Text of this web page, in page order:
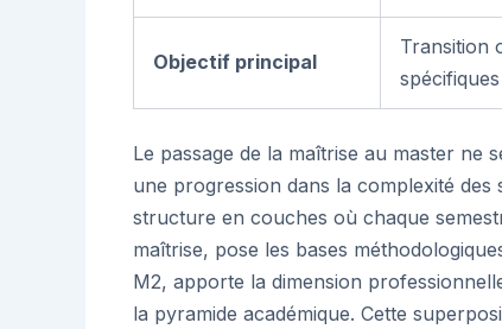
Objectif principal
Transition
spécifiques
Le passage de la maîtrise au master ne
une progression dans la complexité
structure en couches où chaque
maîtrise, pose les bases
M2, apporte la dimension
la pyramide académique. Cette